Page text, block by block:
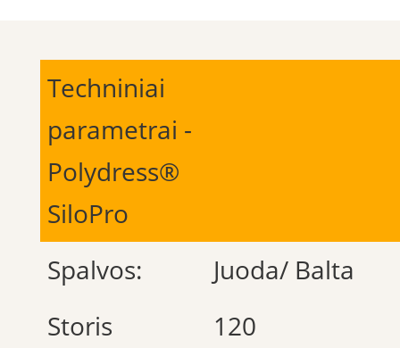
Techniniai
parametrai -
Polydress®
SiloPro
Spalvos:
Juoda/ Balta
Storis
120